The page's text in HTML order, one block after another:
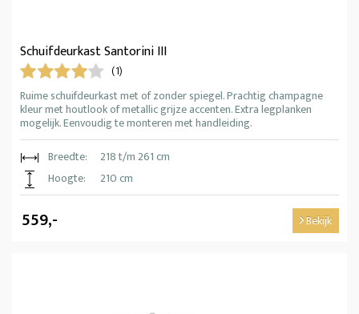
Schuifdeurkast Santorini III
(1)
Ruime schuifdeurkast met of zonder spiegel. Prachtig champagne
kleur met houtlook of metallic grijze accenten. Extra legplanken
mogelijk. Eenvoudig te monteren met handleiding.
Breedte:
218 t/m 261 cm
Hoogte:
210 cm
559,- Bekijk